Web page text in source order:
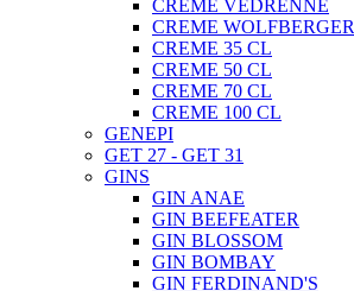
CREME VEDRENNE
CREME WOLFBERGER
CREME 35 CL
CREME 50 CL
CREME 70 CL
CREME 100 CL
GENEPI
GET 27 - GET 31
GINS
GIN ANAE
GIN BEEFEATER
GIN BLOSSOM
GIN BOMBAY
GIN FERDINAND'S